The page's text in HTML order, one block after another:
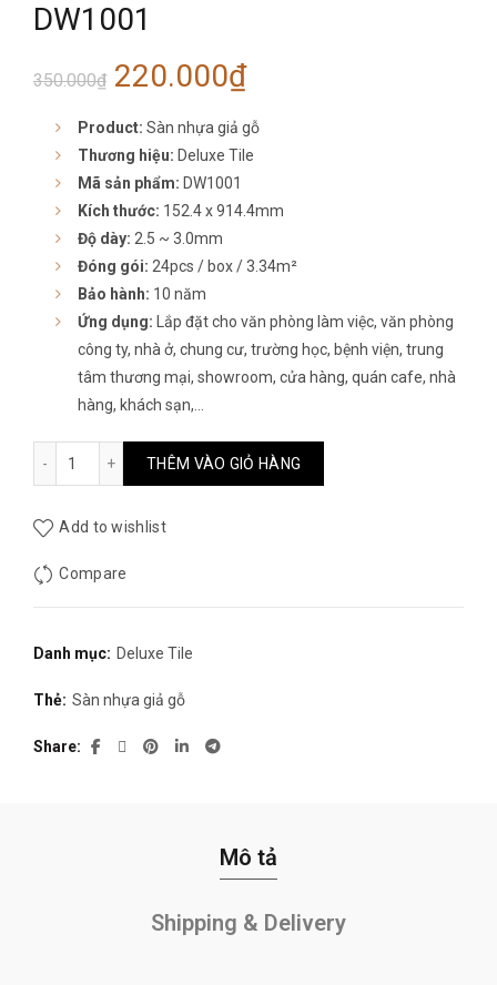
DW1001
350.000₫ Giá
gốc
là:
350.000₫.
220.000₫Giá
hiện
tại
là:
220.000₫.
Product: Sàn nhựa giả gỗ
Thương hiệu: Deluxe Tile
Mã sản phẩm: DW1001
Kích thước: 152.4 x 914.4mm
Độ dày: 2.5 ~ 3.0mm
Đóng gói: 24pcs / box / 3.34m²
Bảo hành: 10 năm
Ứng dụng: Lắp đặt cho văn phòng làm việc, văn phòng
công ty, nhà ở, chung cư, trường học, bệnh viện, trung
tâm thương mại, showroom, cửa hàng, quán cafe, nhà
hàng, khách sạn,…
Sàn nhựa giả gỗ Deluxe Tile DW1001 số lượng
THÊM VÀO GIỎ HÀNG
Add to wishlist
Compare
Danh mục: Deluxe Tile
Thẻ: Sàn nhựa giả gỗ
Share
Mô tả
Shipping & Delivery